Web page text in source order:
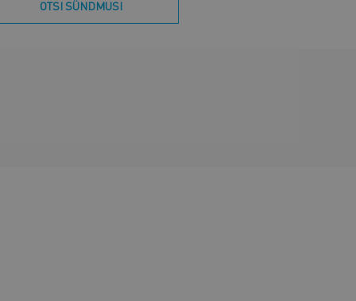
OTSI SÜNDMUSI